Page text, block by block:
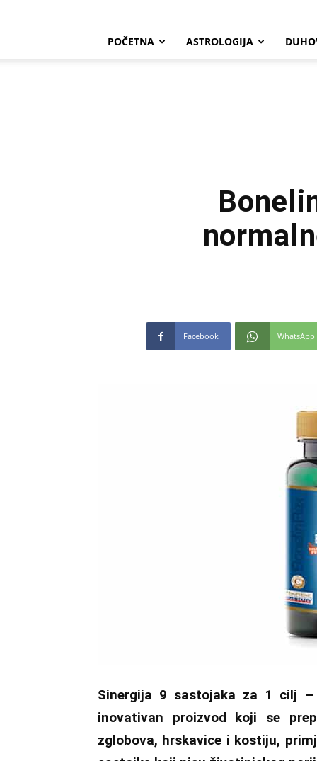
POČETNA ASTROLOGIJA
Facebook WhatsApp
Sinergija 9 sastojaka za 1 cilj –
inovativan proizvod koji se
zglobova, hrskavice i kostiju,